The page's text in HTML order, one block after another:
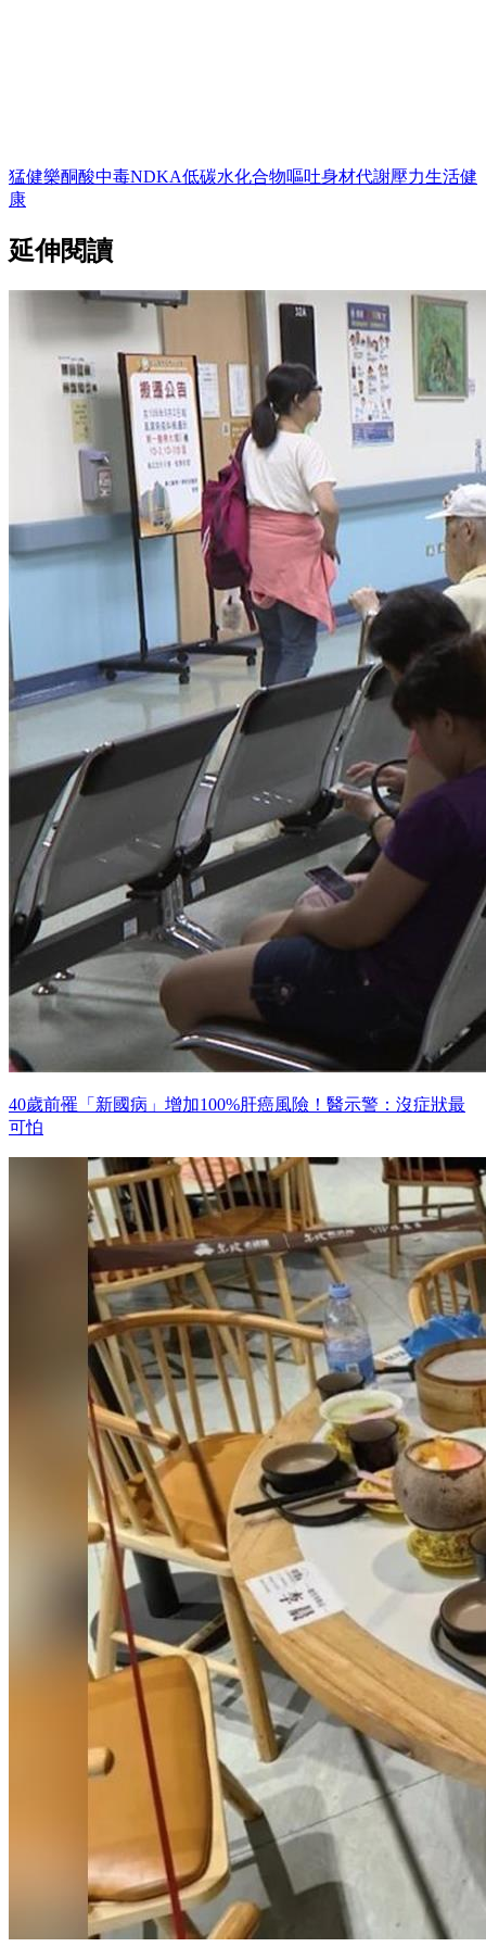
猛健樂酮酸中毒NDKA低碳水化合物嘔吐身材代謝壓力生活健
康
延伸閱讀
40歲前罹「新國病」增加100%肝癌風險！醫示警：沒症狀最
可怕